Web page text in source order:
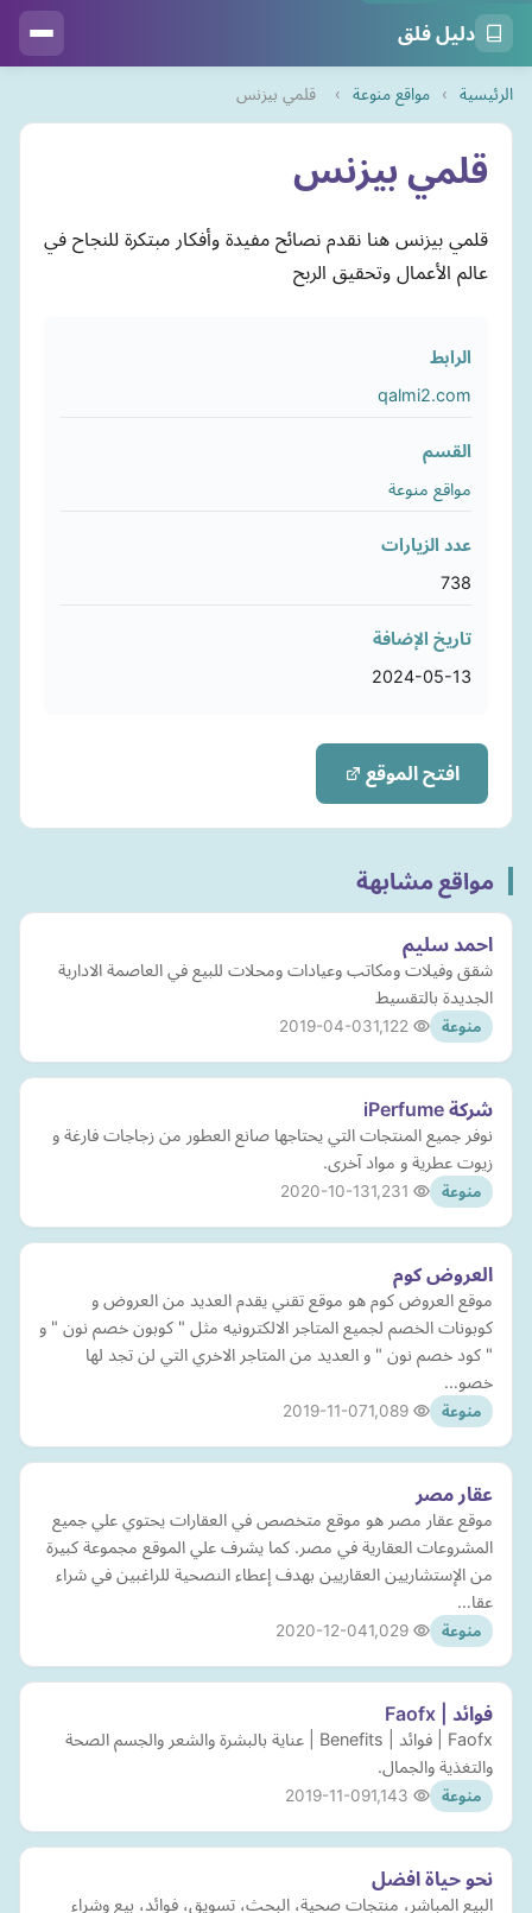
دليل فلق
الرئيسية › مواقع منوعة › قلمي بيزنس
قلمي بيزنس
قلمي بيزنس هنا نقدم نصائح مفيدة وأفكار مبتكرة للنجاح في
عالم الأعمال وتحقيق الربح
الرابط
qalmi2.com
القسم
مواقع منوعة
عدد الزيارات
738
تاريخ الإضافة
2024-05-13
افتح الموقع
مواقع مشابهة
احمد سليم
شقق وفيلات ومكاتب وعيادات ومحلات للبيع في العاصمة الادارية
الجديدة بالتقسيط
منوعة 2019-04-03
شركة iPerfume
نوفر جميع المنتجات التي يحتاجها صانع العطور من زجاجات فارغة و
زيوت عطرية و مواد آخرى.
منوعة 2020-10-13
العروض كوم
موقع العروض كوم هو موقع تقني يقدم العديد من العروض و
كوبونات الخصم لجميع المتاجر الالكترونيه مثل " كوبون خصم نون " و
" كود خصم نون " و العديد من المتاجر الاخري التي لن تجد لها
خصو…
منوعة 2019-11-07
عقار مصر
موقع عقار مصر هو موقع متخصص في العقارات يحتوي علي جميع
المشروعات العقارية في مصر. كما يشرف علي الموقع مجموعة كبيرة
من الإستشاريين العقاريين بهدف إعطاء النصحية للراغبين في شراء
عقا…
منوعة 2020-12-04
فوائد | Faofx
Faofx | فوائد | Benefits | عناية بالبشرة والشعر والجسم الصحة
والتغذية والجمال.
منوعة 2019-11-09
البيع المباشر، منتجات صحية، البحث، تسويق، فوائد، بيع وشراء